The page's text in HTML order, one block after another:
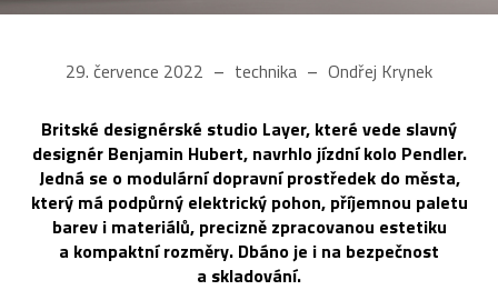
29. července 2022 technika Ondřej Krynek
Britské designérské studio Layer, které vede slavný
designér Benjamin Hubert, navrhlo jízdní kolo Pendler.
Jedná se o modulární dopravní prostředek do města,
který má podpůrný elektrický pohon, příjemnou paletu
barev i materiálů, precizně zpracovanou estetiku
a kompaktní rozměry. Dbáno je i na bezpečnost
a skladování.